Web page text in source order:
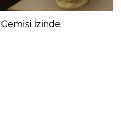
Gemisi İzinde